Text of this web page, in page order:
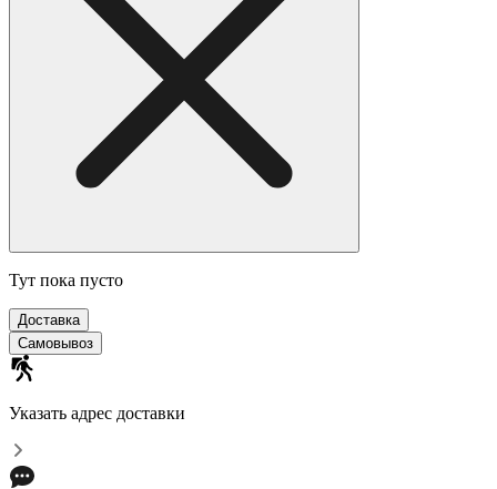
Тут пока пусто
Доставка
Самовывоз
Указать адрес доставки